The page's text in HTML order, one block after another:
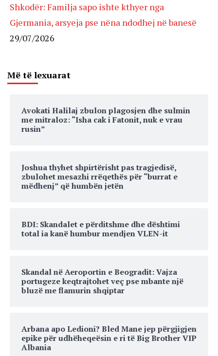
Shkodër: Familja sapo ishte kthyer nga
Gjermania, arsyeja pse nëna ndodhej në banesë
29/07/2026
Më të lexuarat
Avokati Halilaj zbulon plagosjen dhe sulmin
me mitraloz: “Isha cak i Fatonit, nuk e vrau
rusin”
Joshua thyhet shpirtërisht pas tragjedisë,
zbulohet mesazhi rrëqethës për “burrat e
mëdhenj” që humbën jetën
BDI: Skandalet e përditshme dhe dështimi
total ia kanë humbur mendjen VLEN-it
Skandal në Aeroportin e Beogradit: Vajza
portugeze keqtrajtohet veç pse mbante një
bluzë me flamurin shqiptar
Arbana apo Ledioni? Bled Mane jep përgjigjen
epike për udhëheqeësin e ri të Big Brother VIP
Albania